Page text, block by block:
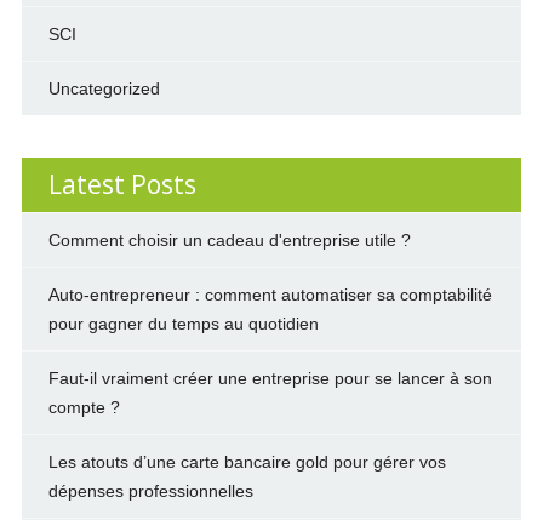
SCI
Uncategorized
Latest Posts
Comment choisir un cadeau d'entreprise utile ?
Auto-entrepreneur : comment automatiser sa comptabilité
pour gagner du temps au quotidien
Faut-il vraiment créer une entreprise pour se lancer à son
compte ?
Les atouts d’une carte bancaire gold pour gérer vos
dépenses professionnelles